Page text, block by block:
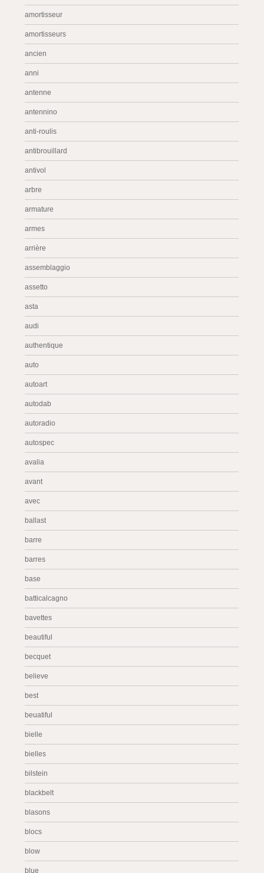
amortisseur
amortisseurs
ancien
anni
antenne
antennino
anti-roulis
antibrouillard
antivol
arbre
armature
armes
arrière
assemblaggio
assetto
asta
audi
authentique
auto
autoart
autodab
autoradio
autospec
avalia
avant
avec
ballast
barre
barres
base
batticalcagno
bavettes
beautiful
becquet
believe
best
beuatiful
bielle
bielles
bilstein
blackbelt
blasons
blocs
blow
blue